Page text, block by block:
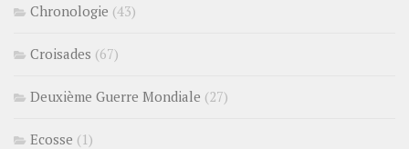
Chronologie (43)
Croisades (67)
Deuxième Guerre Mondiale (27)
Ecosse (1)